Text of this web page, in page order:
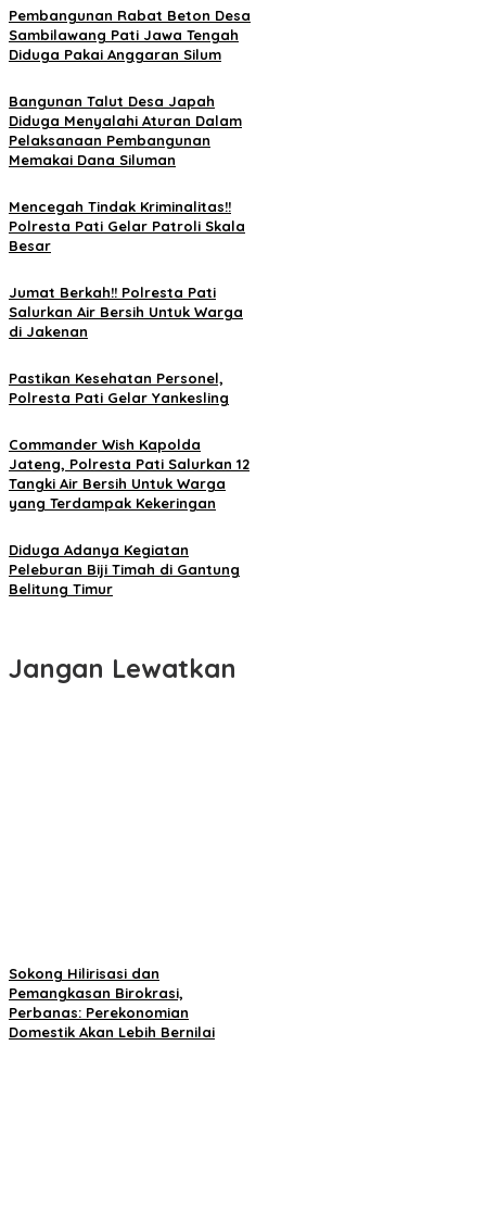
Pembangunan Rabat Beton Desa
Sambilawang Pati Jawa Tengah
Diduga Pakai Anggaran Silum
Bangunan Talut Desa Japah
Diduga Menyalahi Aturan Dalam
Pelaksanaan Pembangunan
Memakai Dana Siluman
Mencegah Tindak Kriminalitas!!
Polresta Pati Gelar Patroli Skala
Besar
Jumat Berkah!! Polresta Pati
Salurkan Air Bersih Untuk Warga
di Jakenan
Pastikan Kesehatan Personel,
Polresta Pati Gelar Yankesling
Commander Wish Kapolda
Jateng, Polresta Pati Salurkan 12
Tangki Air Bersih Untuk Warga
yang Terdampak Kekeringan
Diduga Adanya Kegiatan
Peleburan Biji Timah di Gantung
Belitung Timur
Jangan Lewatkan
Sokong Hilirisasi dan
Pemangkasan Birokrasi,
Perbanas: Perekonomian
Domestik Akan Lebih Bernilai